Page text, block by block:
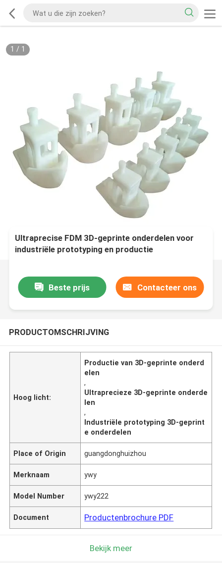
1 / 1
Ultraprecise FDM 3D-geprinte onderdelen voor
industriële prototyping en productie
Beste prijs Contacteer ons
PRODUCTOMSCHRIJVING
Hoog licht:
Productie van 3D-geprinte onderd
elen
,
Ultraprecieze 3D-geprinte onderde
len
,
Industriële prototyping 3D-geprint
e onderdelen
Place of Origin guangdonghuizhou
Merknaam ywy
Model Number ywy222
Document Productenbrochure PDF
Bekijk meer